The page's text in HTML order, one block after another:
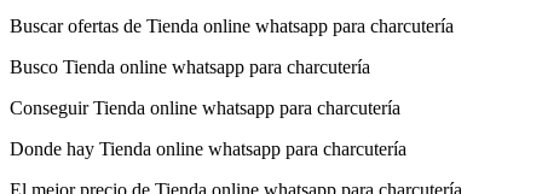
Buscar ofertas de Tienda online whatsapp para charcutería
Busco Tienda online whatsapp para charcutería
Conseguir Tienda online whatsapp para charcutería
Donde hay Tienda online whatsapp para charcutería
El mejor precio de Tienda online whatsapp para charcutería